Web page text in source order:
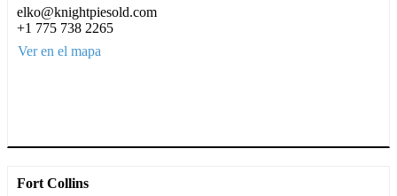
elko@knightpiesold.com
+1 775 738 2265
Ver en el mapa
Fort Collins